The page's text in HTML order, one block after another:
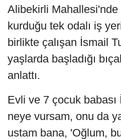
Alibekirli Mahallesi'nde
kurduğu tek odalı iş
birlikte çalışan İsmail
yaşlarda başladığı
anlattı.
Evli ve 7 çocuk
neye vursam, onu da
ustam bana, 'Oğlum,